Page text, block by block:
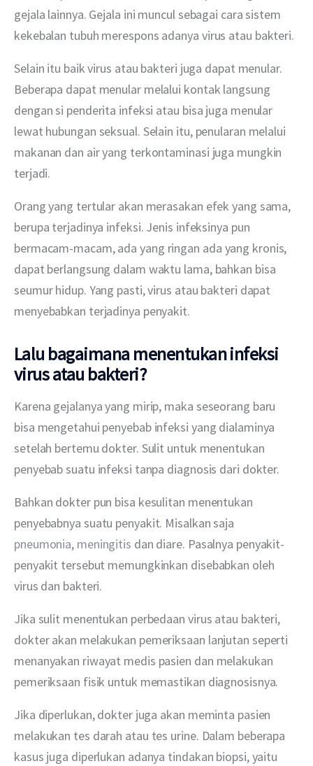
gejala lainnya. Gejala ini muncul sebagai cara sistem
kekebalan tubuh merespons adanya virus atau bakteri.
Selain itu baik virus atau bakteri juga dapat menular.
Beberapa dapat menular melalui kontak langsung
dengan si penderita infeksi atau bisa juga menular
lewat hubungan seksual. Selain itu, penularan melalui
makanan dan air yang terkontaminasi juga mungkin
terjadi.
Orang yang tertular akan merasakan efek yang sama,
berupa terjadinya infeksi. Jenis infeksinya pun
bermacam-macam, ada yang ringan ada yang kronis,
dapat berlangsung dalam waktu lama, bahkan bisa
seumur hidup. Yang pasti, virus atau bakteri dapat
menyebabkan terjadinya penyakit.
Lalu bagaimana menentukan infeksi
virus atau bakteri?
Karena gejalanya yang mirip, maka seseorang baru
bisa mengetahui penyebab infeksi yang dialaminya
setelah bertemu dokter. Sulit untuk menentukan
penyebab suatu infeksi tanpa diagnosis dari dokter.
Bahkan dokter pun bisa kesulitan menentukan
penyebabnya suatu penyakit. Misalkan saja
pneumonia, meningitis dan diare. Pasalnya penyakit-
penyakit tersebut memungkinkan disebabkan oleh
virus dan bakteri.
Jika sulit menentukan perbedaan virus atau bakteri,
dokter akan melakukan pemeriksaan lanjutan seperti
menanyakan riwayat medis pasien dan melakukan
pemeriksaan fisik untuk memastikan diagnosisnya.
Jika diperlukan, dokter juga akan meminta pasien
melakukan tes darah atau tes urine. Dalam beberapa
kasus juga diperlukan adanya tindakan biopsi, yaitu